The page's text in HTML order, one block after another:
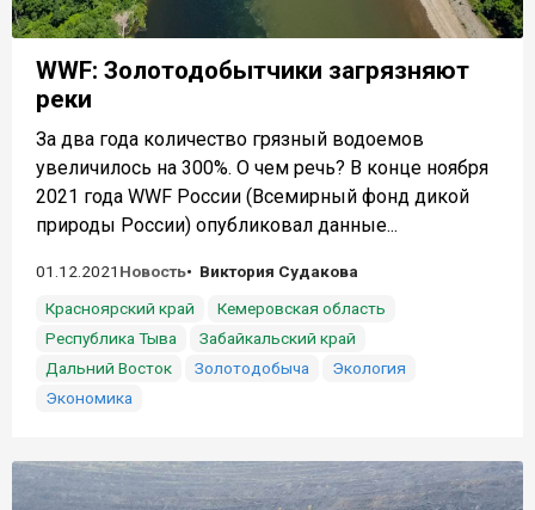
WWF: Золотодобытчики загрязняют
реки
За два года количество грязный водоемов
увеличилось на 300%. О чем речь? В конце ноября
2021 года WWF России (Всемирный фонд дикой
природы России) опубликовал данные...
01.12.2021 Новость
Виктория Судакова
Красноярский край
Кемеровская область
Республика Тыва
Забайкальский край
Дальний Восток
Золотодобыча
Экология
Экономика